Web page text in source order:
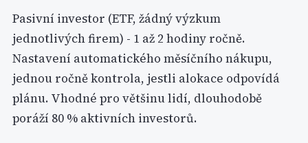
Pasivní investor (ETF, žádný výzkum
jednotlivých firem) - 1 až 2 hodiny ročně.
Nastavení automatického měsíčního nákupu,
jednou ročně kontrola, jestli alokace odpovídá
plánu. Vhodné pro většinu lidí, dlouhodobě
poráží 80 % aktivních investorů.